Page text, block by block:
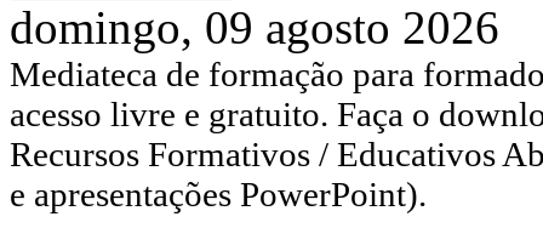
domingo, 09 agosto 2026
Mediateca de formação para
acesso livre e gratuito. Faça o
Recursos Formativos / Educativos
e apresentações PowerPoint).